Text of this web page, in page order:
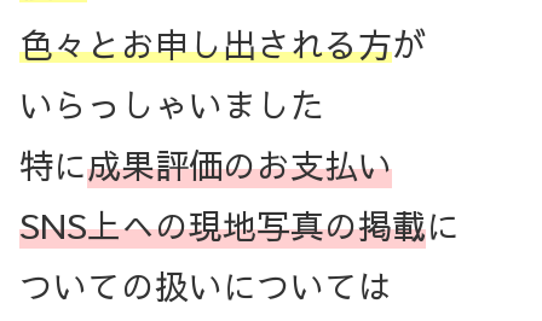
色々とお申し出される方が
いらっしゃいました
特に成果評価のお支払い
SNS上への現地写真の掲載に
ついての扱いについては